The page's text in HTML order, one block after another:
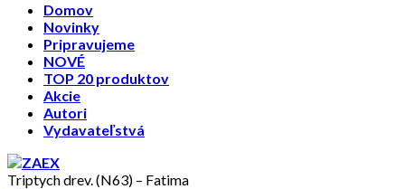
Domov
Novinky
Pripravujeme
NOVÉ
TOP 20 produktov
Akcie
Autori
Vydavateľstvá
Triptych drev. (N63) – Fatima